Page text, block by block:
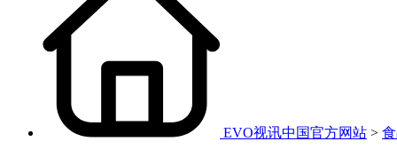
EVO视讯中国官方网站 >